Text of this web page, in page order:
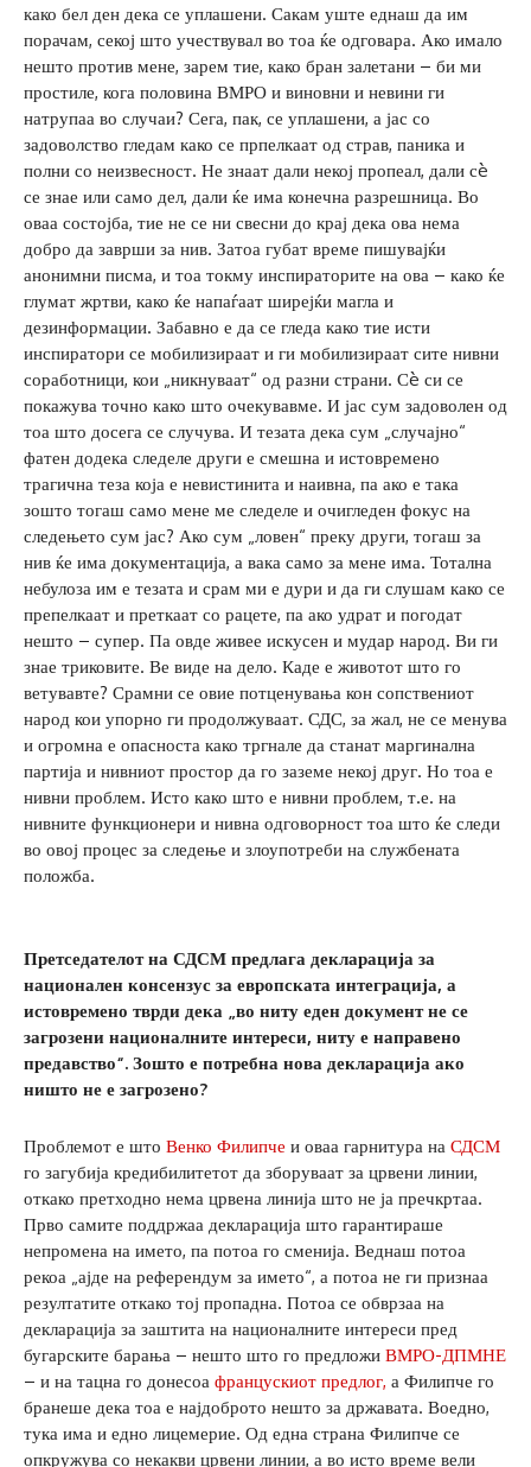
како бел ден дека се уплашени. Сакам уште еднаш да им
порачам, секој што учествувал во тоа ќе одговара. Ако имало
нешто против мене, зарем тие, како бран залетани – би ми
простиле, кога половина ВМРО и виновни и невини ги
натрупаа во случаи? Сега, пак, се уплашени, а јас со
задоволство гледам како се прпелкаат од страв, паника и
полни со неизвесност. Не знаат дали некој пропеал, дали сè
се знае или само дел, дали ќе има конечна разрешница. Во
оваа состојба, тие не се ни свесни до крај дека ова нема
добро да заврши за нив. Затоа губат време пишувајќи
анонимни писма, и тоа токму инспираторите на ова – како ќе
глумат жртви, како ќе напаѓаат ширејќи магла и
дезинформации. Забавно е да се гледа како тие исти
инспиратори се мобилизираат и ги мобилизираат сите нивни
соработници, кои „никнуваат“ од разни страни. Сè си се
покажува точно како што очекувавме. И јас сум задоволен од
тоа што досега се случува. И тезата дека сум „случајно“
фатен додека следеле други е смешна и истовремено
трагична теза која е невистинита и наивна, па ако е така
зошто тогаш само мене ме следеле и очигледен фокус на
следењето сум јас? Ако сум „ловен“ преку други, тогаш за
нив ќе има документација, а вака само за мене има. Тотална
небулоза им е тезата и срам ми е дури и да ги слушам како се
препелкаат и преткаат со рацете, па ако удрат и погодат
нешто – супер. Па овде живее искусен и мудар народ. Ви ги
знае триковите. Ве виде на дело. Каде е животот што го
ветувавте? Срамни се овие потценувања кон сопствениот
народ кои упорно ги продолжуваат. СДС, за жал, не се менува
и огромна е опасноста како тргнале да станат маргинална
партија и нивниот простор да го заземе некој друг. Но тоа е
нивни проблем. Исто како што е нивни проблем, т.е. на
нивните функционери и нивна одговорност тоа што ќе следи
во овој процес за следење и злоупотреби на службената
положба.
Претседателот на СДСМ предлага декларација за
национален консензус за европската интеграција, а
истовремено тврди дека „во ниту еден документ не се
загрозени националните интереси, ниту е направено
предавство“. Зошто е потребна нова декларација ако
ништо не е загрозено?
Проблемот е што Венко Филипче и оваа гарнитура на СДСМ
го загубија кредибилитетот да зборуваат за црвени линии,
откако претходно нема црвена линија што не ја пречкртаа.
Прво самите поддржаа декларација што гарантираше
непромена на името, па потоа го сменија. Веднаш потоа
рекоа „ајде на референдум за името“, а потоа не ги признаа
резултатите откако тој пропадна. Потоа се обврзаа на
декларација за заштита на националните интереси пред
бугарските барања – нешто што го предложи ВМРО-ДПМНЕ
– и на тацна го донесоа францускиот предлог, а Филипче го
бранеше дека тоа е најдоброто нешто за државата. Воедно,
тука има и едно лицемерие. Од една страна Филипче се
опкружува со некакви црвени линии, а во исто време вели